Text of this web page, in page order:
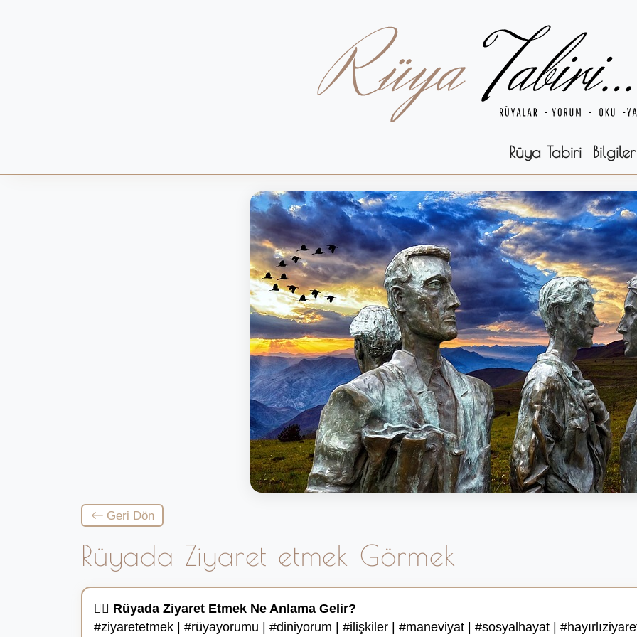
Rüya Tabiri Bilgiler
Geri Dön
Rüyada Ziyaret etmek Görmek
🚶‍♂️ Rüyada Ziyaret Etmek Ne Anlama Gelir?
#ziyaretetmek | #rüyayorumu | #diniyorum | #ilişkiler | #maneviyat | #sosyalhayat |